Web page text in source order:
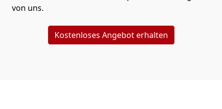
von uns.
Kostenloses Angebot erhalten